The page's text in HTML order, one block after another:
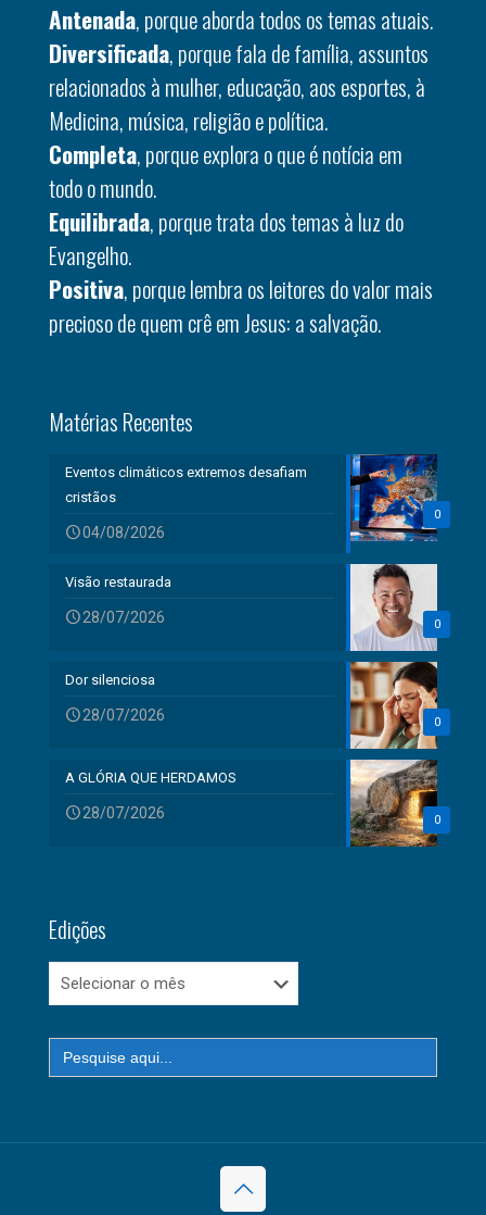
Antenada, porque aborda todos os temas atuais.
Diversificada, porque fala de família, assuntos
relacionados à mulher, educação, aos esportes, à
Medicina, música, religião e política.
Completa, porque explora o que é notícia em
todo o mundo.
Equilibrada, porque trata dos temas à luz do
Evangelho.
Positiva, porque lembra os leitores do valor mais
precioso de quem crê em Jesus: a salvação.
Matérias Recentes
0
Eventos climáticos extremos desafiam
cristãos
04/08/2026
0
Visão restaurada
28/07/2026
0
Dor silenciosa
28/07/2026
0
A GLÓRIA QUE HERDAMOS
28/07/2026
Edições
Edições
Search
for: